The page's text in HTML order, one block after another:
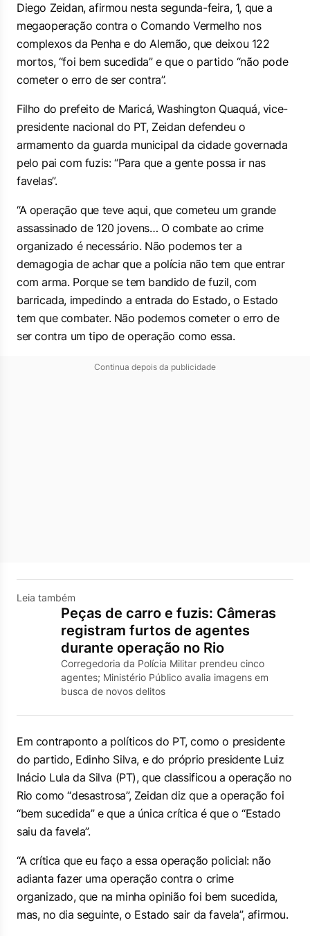
Diego Zeidan, afirmou nesta segunda-feira, 1, que a
megaoperação contra o Comando Vermelho nos
complexos da Penha e do Alemão, que deixou 122
mortos, “foi bem sucedida” e que o partido “não pode
cometer o erro de ser contra”.
Filho do prefeito de Maricá, Washington Quaquá, vice-
presidente nacional do PT, Zeidan defendeu o
armamento da guarda municipal da cidade governada
pelo pai com fuzis: “Para que a gente possa ir nas
favelas”.
“A operação que teve aqui, que cometeu um grande
assassinado de 120 jovens… O combate ao crime
organizado é necessário. Não podemos ter a
demagogia de achar que a polícia não tem que entrar
com arma. Porque se tem bandido de fuzil, com
barricada, impedindo a entrada do Estado, o Estado
tem que combater. Não podemos cometer o erro de
ser contra um tipo de operação como essa.
Continua depois da publicidade
Leia também
Peças de carro e fuzis: Câmeras
registram furtos de agentes
durante operação no Rio
Corregedoria da Polícia Militar prendeu cinco
agentes; Ministério Público avalia imagens em
busca de novos delitos
Em contraponto a políticos do PT, como o presidente
do partido, Edinho Silva, e do próprio presidente Luiz
Inácio Lula da Silva (PT), que classificou a operação no
Rio como “desastrosa”, Zeidan diz que a operação foi
“bem sucedida” e que a única crítica é que o “Estado
saiu da favela”.
“A crítica que eu faço a essa operação policial: não
adianta fazer uma operação contra o crime
organizado, que na minha opinião foi bem sucedida,
mas, no dia seguinte, o Estado sair da favela”, afirmou.